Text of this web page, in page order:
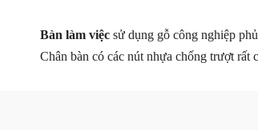
Bàn làm việc sử dụng gỗ công nghiệp
Chân bàn có các nút nhựa chống trượt rất